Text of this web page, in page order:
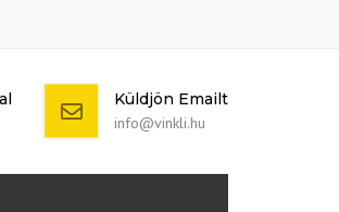
Küldjön Emailt
info@vinkli.hu